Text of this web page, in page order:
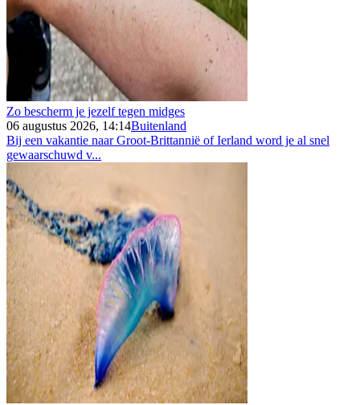
Zo bescherm je jezelf tegen midges
06 augustus 2026, 14:14Buitenland
Bij een vakantie naar Groot-Brittannië of Ierland word je al snel
gewaarschuwd v...